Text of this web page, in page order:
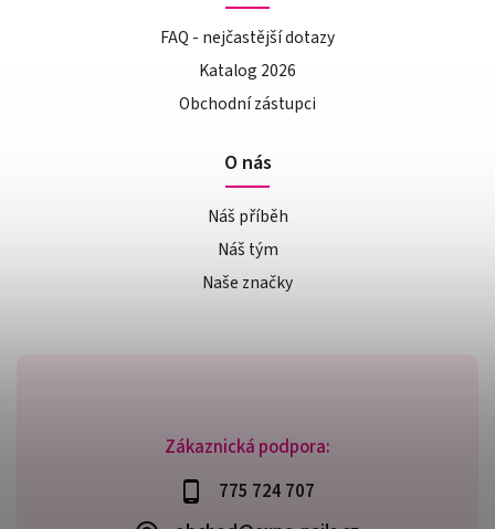
Zákaznická podpora:
775 724 707
FAQ - nejčastější dotazy
Katalog 2026
Obchodní zástupci
O nás
Náš příběh
Náš tým
Naše značky